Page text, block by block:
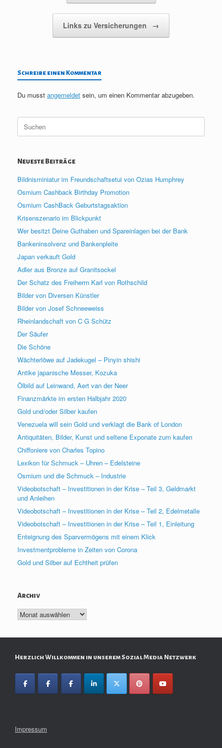
Links zu Versicherungen →
Schreibe einen Kommentar
Du musst angemeldet sein, um einen Kommentar abzugeben.
Suche
nach:
Neueste Beiträge
Bildnisminiatur im Freundschaftsetui von Ozias Humphrey
Osmium Cashback Birthday Promotion
Osmium CashBack Geburtstagsaktion
Krisenszenario im Blickpunkt
Wer besitzt Deine Guthaben und Spareinlagen bei der Bank
Bankeninsolvenz und Bankenpleite
Japan verkauft Gold
Adler aus Bronze auf Granitsockel
Der Schatz des Freiherrn Karl von Rothschild
Bilder von Diversen Künstler
Bilder von Josef Schneeweiss
Rheinlandschaft von C G Schütz
Der Säufer
Die Schöne
Wächterlöwe auf Jadekugel – Pinyin shishi
Antike japanische Messer, Kozuka
Ölbild auf Leinwand, Aert van der Neer
Finanzmärkte im ersten Halbjahr 2020
Gold und/oder Silber kaufen
Venezuela will sein Gold und verklagt die Bank of London
Antiquitäten, Bilder, Kunst und seltene Exponate zum kaufen
Chiffoniere von Charles Topino
Lexikon für Schmuck – Uhren – Edelsteine
Osmium und die Schmuck – Industrie
Videobotschaft – Investitionen in der Krise – Teil 3, Geldmarkt
und Anleihen
Videobotschaft – Investitionen in der Krise – Teil 2, Edelmetalle
Videobotschaft – Investitionen in der Krise – Teil 1, Einleitung
Enteignung des Sparvermögens mit einem Klick
Investmentprobleme in Zeiten von Corona
Gold und Silber auf Echtheit prüfen
Archiv
Archiv
Herzlich Willkommen in unserem Sozial Media Netzwerk
Impressum